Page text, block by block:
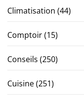
Climatisation (44)
Comptoir(15)
Conseils (250)
Cuisine(251)